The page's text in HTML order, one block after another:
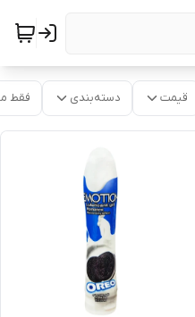
قیمت دسته‌بندی فقط